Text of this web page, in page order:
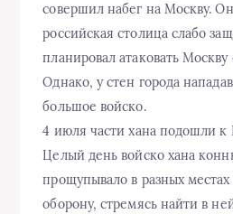
совершил набег на Москву.
российская столица слабо
планировал атаковать Москву
Однако, у стен города
большое войско.
4 июля части хана подошли к
Целый день войско хана
прощупывало в разных
оборону, стремясь найти в